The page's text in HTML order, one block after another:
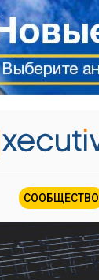
СООБЩЕСТВО